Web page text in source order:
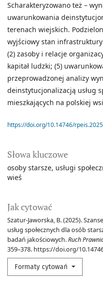
Słowa kluczowe
osoby starsze usługi
wieś
Jak cytować
Szatur-Jaworska, B. (2025).
usług społecznych dla osób
badań jakościowych.Ruch
359–378. https://doi.org/
Formaty cytowań
Scharakteryzowano też –
uwarunkowania
terenach wiejskich.
wyjściowy stan infrastruktury
(2) zasoby i relacje
kapitał ludzki; (5)
przeprowadzonej analizy
deinstytucjonalizacją usług
mieszkających na polskiej
https://doi.org/10.14746/